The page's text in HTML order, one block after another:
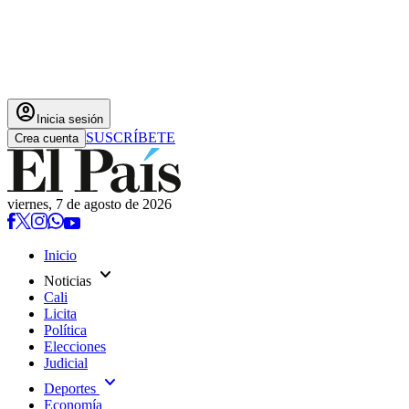
account_circle Inicia sesión
Crea cuenta SUSCRÍBETE
viernes, 7 de agosto de 2026
Inicio
Noticias expand_more
Cali
Licita
Política
Elecciones
Judicial
Deportes expand_more
Economía